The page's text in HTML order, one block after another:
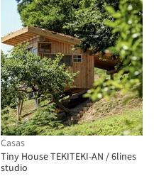
Casas
Tiny House TEKITEKI-AN / 6lines
studio